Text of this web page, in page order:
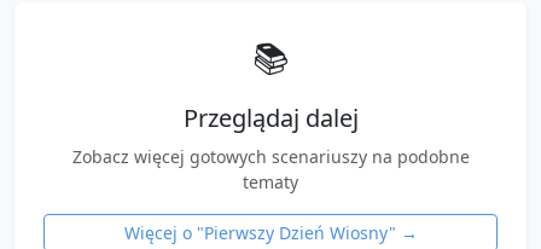
📚
Przeglądaj dalej
Zobacz więcej gotowych scenariuszy na podobne
tematy
Więcej o "Pierwszy Dzień Wiosny" →